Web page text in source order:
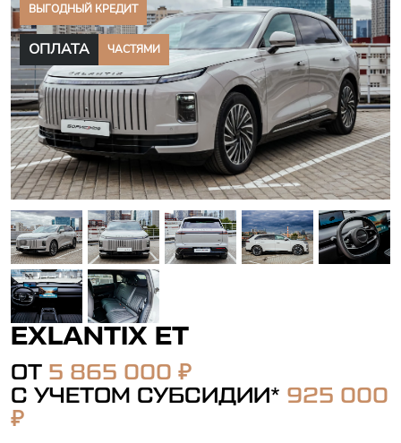
EXLANTIX ET
ОТ 5 865 000 ₽
С УЧЕТОМ СУБСИДИИ* 925 000
₽
ВЫГОДНЫЙ КРЕДИТ
ОПЛАТА ЧАСТЯМИ